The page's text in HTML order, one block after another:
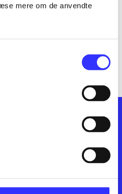
mere om de anvendte
...